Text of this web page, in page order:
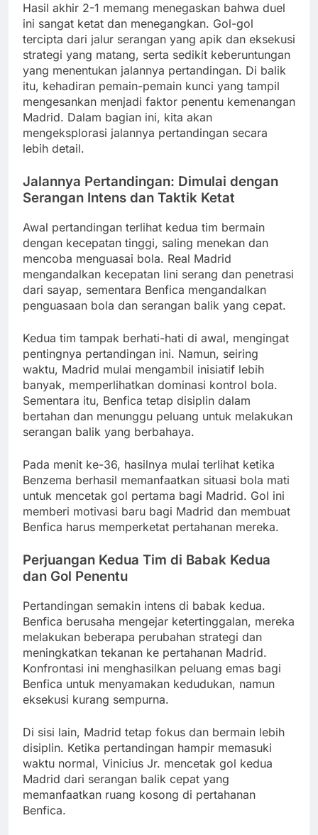
Hasil akhir 2-1 memang menegaskan bahwa duel
ini sangat ketat dan menegangkan. Gol-gol
tercipta dari jalur serangan yang apik dan eksekusi
strategi yang matang, serta sedikit keberuntungan
yang menentukan jalannya pertandingan. Di balik
itu, kehadiran pemain-pemain kunci yang tampil
mengesankan menjadi faktor penentu kemenangan
Madrid. Dalam bagian ini, kita akan
mengeksplorasi jalannya pertandingan secara
lebih detail.
Jalannya Pertandingan: Dimulai dengan
Serangan Intens dan Taktik Ketat
Awal pertandingan terlihat kedua tim bermain
dengan kecepatan tinggi, saling menekan dan
mencoba menguasai bola. Real Madrid
mengandalkan kecepatan lini serang dan penetrasi
dari sayap, sementara Benfica mengandalkan
penguasaan bola dan serangan balik yang cepat.
Kedua tim tampak berhati-hati di awal, mengingat
pentingnya pertandingan ini. Namun, seiring
waktu, Madrid mulai mengambil inisiatif lebih
banyak, memperlihatkan dominasi kontrol bola.
Sementara itu, Benfica tetap disiplin dalam
bertahan dan menunggu peluang untuk melakukan
serangan balik yang berbahaya.
Pada menit ke-36, hasilnya mulai terlihat ketika
Benzema berhasil memanfaatkan situasi bola mati
untuk mencetak gol pertama bagi Madrid. Gol ini
memberi motivasi baru bagi Madrid dan membuat
Benfica harus memperketat pertahanan mereka.
Perjuangan Kedua Tim di Babak Kedua
dan Gol Penentu
Pertandingan semakin intens di babak kedua.
Benfica berusaha mengejar ketertinggalan, mereka
melakukan beberapa perubahan strategi dan
meningkatkan tekanan ke pertahanan Madrid.
Konfrontasi ini menghasilkan peluang emas bagi
Benfica untuk menyamakan kedudukan, namun
eksekusi kurang sempurna.
Di sisi lain, Madrid tetap fokus dan bermain lebih
disiplin. Ketika pertandingan hampir memasuki
waktu normal, Vinicius Jr. mencetak gol kedua
Madrid dari serangan balik cepat yang
memanfaatkan ruang kosong di pertahanan
Benfica.